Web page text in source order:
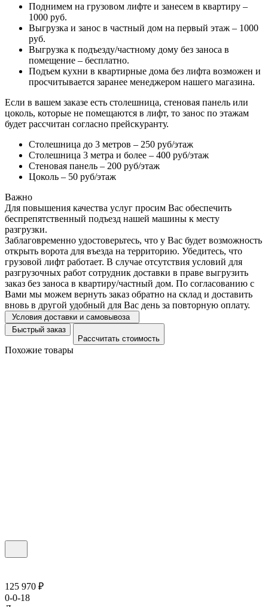
Поднимем на грузовом лифте и занесем в квартиру –
1000 руб.
Выгрузка и занос в частный дом на первый этаж – 1000
руб.
Выгрузка к подъезду/частному дому без заноса в
помещение – бесплатно.
Подъем кухни в квартирные дома без лифта возможен и
просчитывается заранее менеджером нашего магазина.
Если в вашем заказе есть столешница, стеновая панель или
цоколь, которые не помещаются в лифт, то занос по этажам
будет рассчитан согласно прейскуранту.
Столешница до 3 метров – 250 руб/этаж
Столешница 3 метра и более – 400 руб/этаж
Стеновая панель – 200 руб/этаж
Цоколь – 50 руб/этаж
Важно
Для повышения качества услуг просим Вас обеспечить
беспрепятственный подъезд нашей машины к месту
разгрузки.
Заблаговременно удостоверьтесь, что у Вас будет возможность
открыть ворота для въезда на территорию. Убедитесь, что
грузовой лифт работает. В случае отсутствия условий для
разгрузочных работ сотрудник доставки в праве выгрузить
заказ без заноса в квартиру/частный дом. По согласованию с
Вами мы можем вернуть заказ обратно на склад и доставить
вновь в другой удобный для Вас день за повторную оплату.
Условия доставки и самовывоза
Быстрый заказ
Рассчитать стоимость
Похожие товары
125 970 ₽
0-0-18